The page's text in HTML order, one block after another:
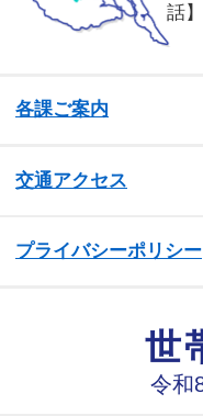
話】
各課ご案内
交通アクセス
プライバシーポリシー